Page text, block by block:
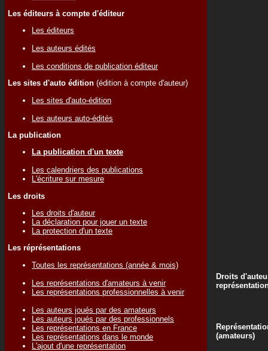
Les éditeurs à compte d'éditeur
Les éditeurs
Les auteurs édités
Les conditions de publication éditeur
Les sites d'auto édition (édition à compte d'auteur)
Les sites d'auto-édition
Les auteurs auto-édités
La publication
La publication d'un texte
Les calendriers des publications
L'écriture sur mesure
Les droits
Les droits d'auteur
La déclaration pour jouer un texte
La protection d'un texte
Les réprésentations
Toutes les représentations (année & mois)
Les représentations d'amateurs à venir
Les représentations professionnelles à venir
Les auteurs joués par des amateurs
Les auteurs joués par des professionnels
Les représentations en France
Les représentations dans le monde
L'ajout d'une représentation
Droits
(amateurs)